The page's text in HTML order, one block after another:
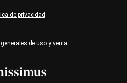
de uso y venta
de privacidad